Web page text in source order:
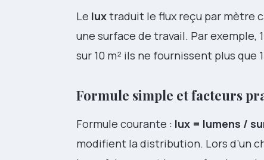
Le luxtraduit le flux reçu par mètre
une surface de travail. Par exemple,
sur 10 m² ils ne fournissent plus que
Formule simple et facteurs
Formule courante : lux = lumens /
modifient la distribution. Lors d’un